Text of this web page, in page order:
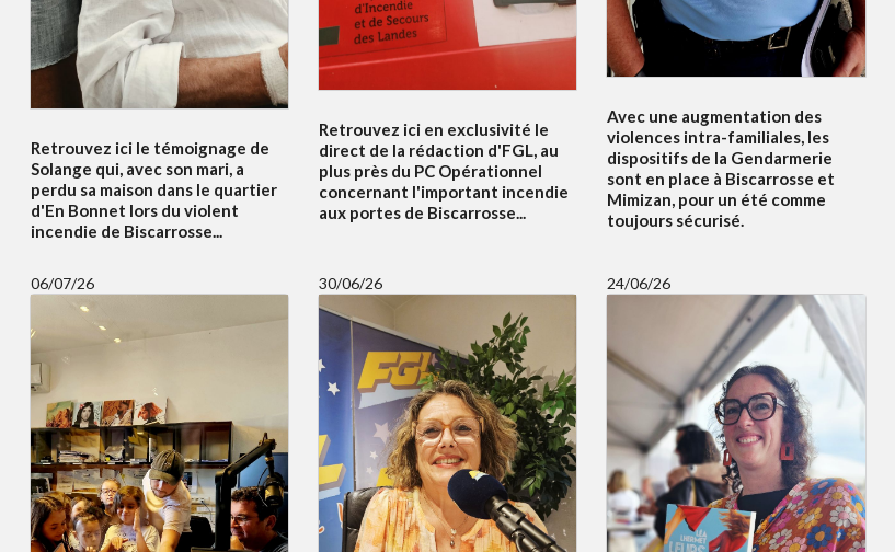
Retrouvez ici le témoignage de
Solange qui, avec son mari, a
perdu sa maison dans le quartier
d'En Bonnet lors du violent
incendie de Biscarrosse...
Retrouvez ici en exclusivité le
direct de la rédaction d'FGL, au
plus près du PC Opérationnel
concernant l'important incendie
aux portes de Biscarrosse...
Avec une augmentation des
violences intra-familiales, les
dispositifs de la Gendarmerie
sont en place à Biscarrosse et
Mimizan, pour un été comme
toujours sécurisé.
06/07/26 30/06/26 24/06/26